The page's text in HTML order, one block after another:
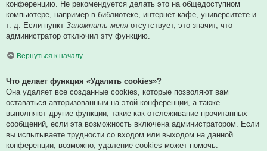
конференцию. Не рекомендуется делать это на общедоступном
компьютере, например в библиотеке, интернет-кафе, университете и
т. д. Если пункт Запомнить меня отсутствует, это значит, что
администратор отключил эту функцию.
Вернуться к началу
Что делает функция «Удалить cookies»?
Она удаляет все созданные cookies, которые позволяют вам
оставаться авторизованным на этой конференции, а также
выполняют другие функции, такие как отслеживание прочитанных
сообщений, если эта возможность включена администратором. Если
вы испытываете трудности со входом или выходом на данной
конференции, возможно, удаление cookies может помочь.